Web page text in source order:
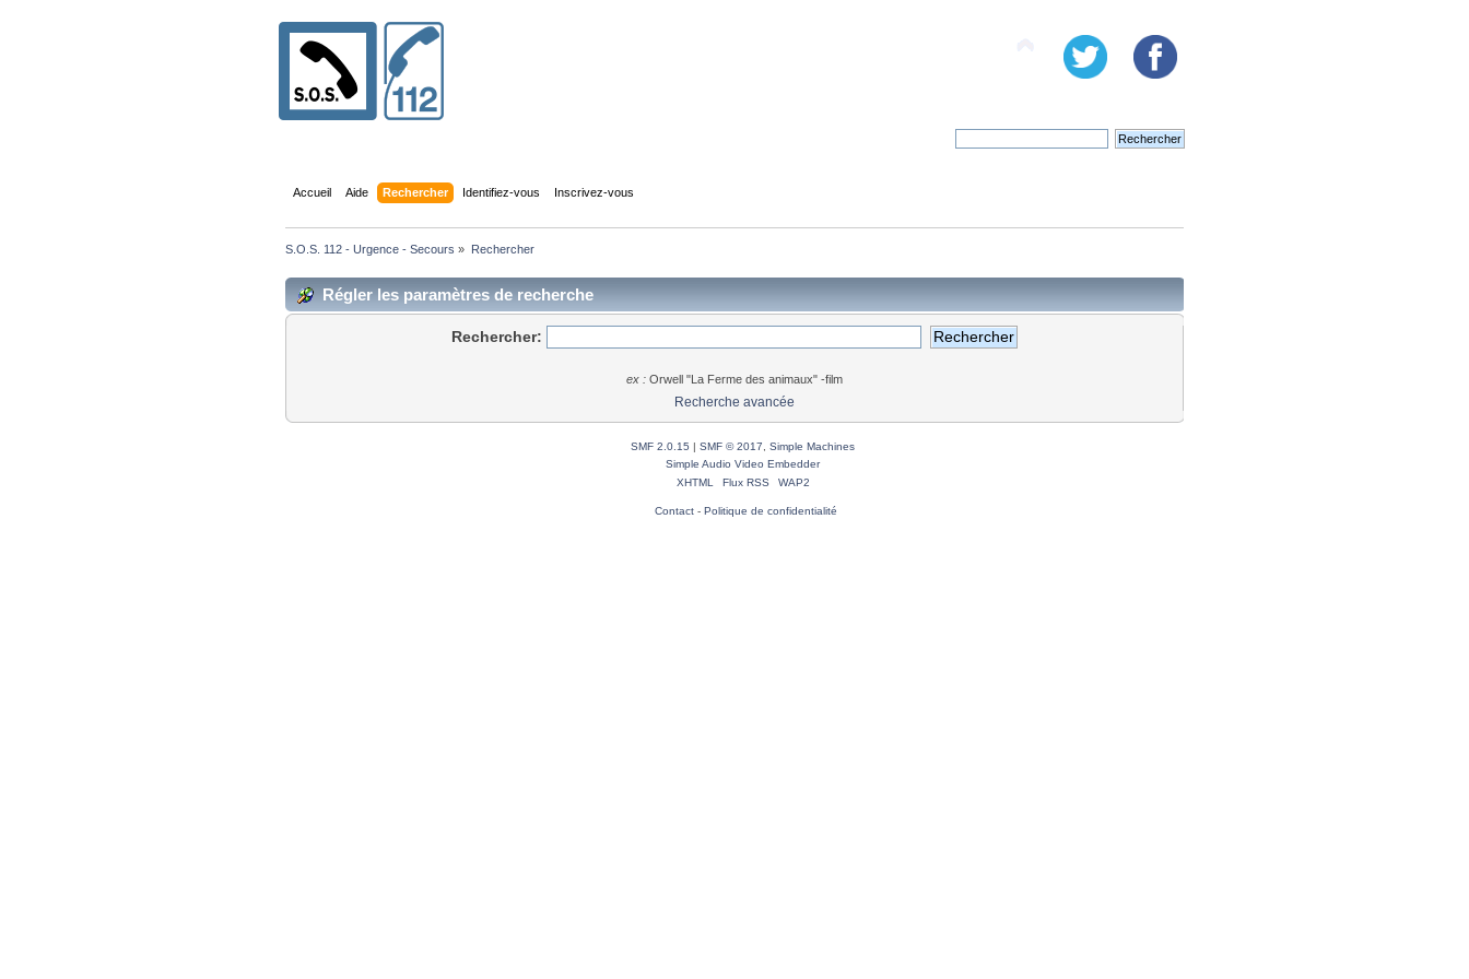
Accueil Aide Rechercher Identifiez-vous Inscrivez-vous
S.O.S. 112 - Urgence - Secours » Rechercher
Régler les paramètres de recherche
Rechercher:
ex : Orwell "La Ferme des animaux" -film
Recherche avancée
SMF 2.0.15 SMF © 2017, Simple Machines
Simple Audio Video Embedder
XHTML
Flux RSS WAP2
Contact- Politique de confidentialité